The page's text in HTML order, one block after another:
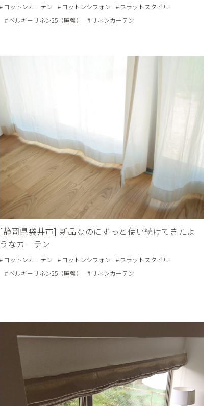
コットンカーテン コットンシフォン
フラットスタイル
ベルギーリネン25（廃盤）
リネンカーテン
[静岡県袋井市] 新品なのにずっと使い続けてきたよ
うなカーテン
コットンカーテン コットンシフォン
フラットスタイル
ベルギーリネン25（廃盤）
リネンカーテン